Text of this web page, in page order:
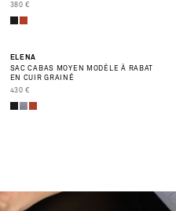
PRIX DE VENTE
380 €
ELENA
SAC CABAS MOYEN MODÈLE À RABAT
EN CUIR GRAINÉ
PRIX DE VENTE
430 €